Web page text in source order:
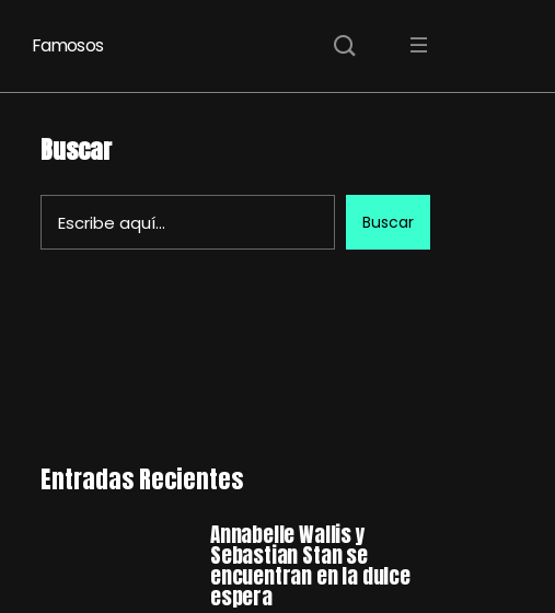
Famosos
Buscar
Buscar
Entradas Recientes
Annabelle Wallis y
Sebastian Stan se
encuentran en la dulce
espera